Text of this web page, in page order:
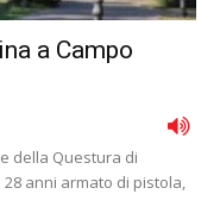
a Campo
della Questura di
anni armato di pistola,